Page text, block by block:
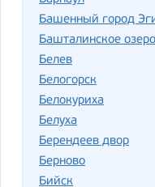
Башенный город
Башталинское озеро
Белев
Белогорск
Белокуриха
Белуха
Берендеев двор
Берново
Бийск